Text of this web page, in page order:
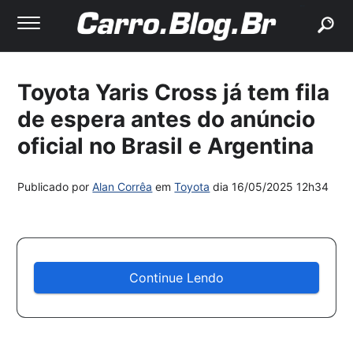
Toyota Yaris Cross já tem fila
de espera antes do anúncio
oficial no Brasil e Argentina
Publicado porAlan Corrêa emToyota dia16/05/2025 12h34
Continue Lendo